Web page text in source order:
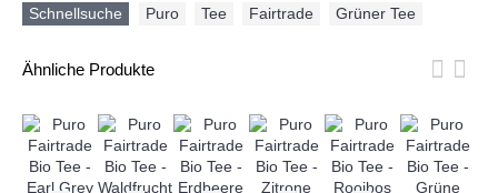
Schnellsuche Puro Tee Fairtrade Grüner Tee
Ähnliche Produkte